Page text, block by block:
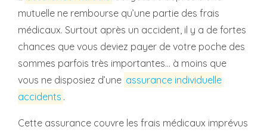
mutuelle ne rembourse qu’une partie des frais
médicaux. Surtout après un accident, il y a de fortes
chances que vous deviez payer de votre poche des
sommes parfois très importantes… à moins que
vous ne disposiez d’une assurance individuelle
accidents .
Cette assurance couvre les frais médicaux imprévus